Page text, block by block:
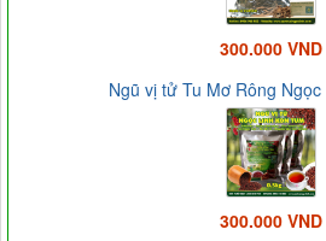
300.000 VND
Ngũ vị tử Tu Mơ Rông
300.000 VND